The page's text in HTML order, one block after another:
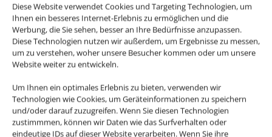
Diese Website verwendet Cookies und Targeting Technologien, um
Ihnen ein besseres Internet-Erlebnis zu ermöglichen und die
Werbung, die Sie sehen, besser an Ihre Bedürfnisse anzupassen.
Diese Technologien nutzen wir außerdem, um Ergebnisse zu messen,
um zu verstehen, woher unsere Besucher kommen oder um unsere
Website weiter zu entwickeln.
Um Ihnen ein optimales Erlebnis zu bieten, verwenden wir
Technologien wie Cookies, um Geräteinformationen zu speichern
und/oder darauf zuzugreifen. Wenn Sie diesen Technologien
zustimmmen, können wir Daten wie das Surfverhalten oder
eindeutige IDs auf dieser Website verarbeiten. Wenn Sie ihre